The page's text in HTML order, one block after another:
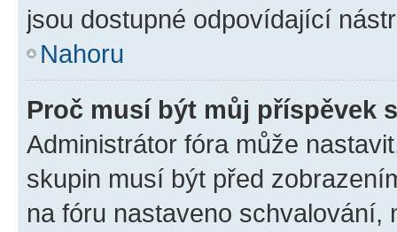
jsou dostupné odpovídající
Nahoru
Proč musí být můj příspěvek
Administrátor fóra může
skupin musí být před
na fóru nastaveno schvalování,